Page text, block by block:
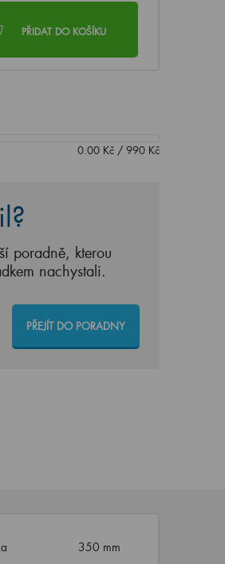
PŘIDAT DO KOŠÍKU
0.00Kč/ 990Kč
poradně, kterou
nachystali.
PŘEJÍT DO PORADNY
350 mm